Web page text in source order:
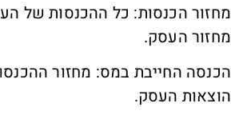
הכנסות: כל ההכנסות של
העסק.
החייבת במס: מחזור
העסק.